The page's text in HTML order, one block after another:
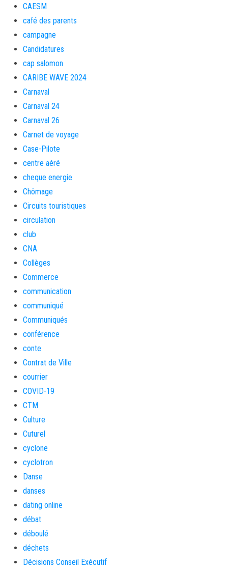
CAESM
café des parents
campagne
Candidatures
cap salomon
CARIBE WAVE 2024
Carnaval
Carnaval 24
Carnaval 26
Carnet de voyage
Case-Pilote
centre aéré
cheque energie
Chômage
Circuits touristiques
circulation
club
CNA
Collèges
Commerce
communication
communiqué
Communiqués
conférence
conte
Contrat de Ville
courrier
COVID-19
CTM
Culture
Cuturel
cyclone
cyclotron
Danse
danses
dating online
débat
déboulé
déchets
Décisions Conseil Exécutif